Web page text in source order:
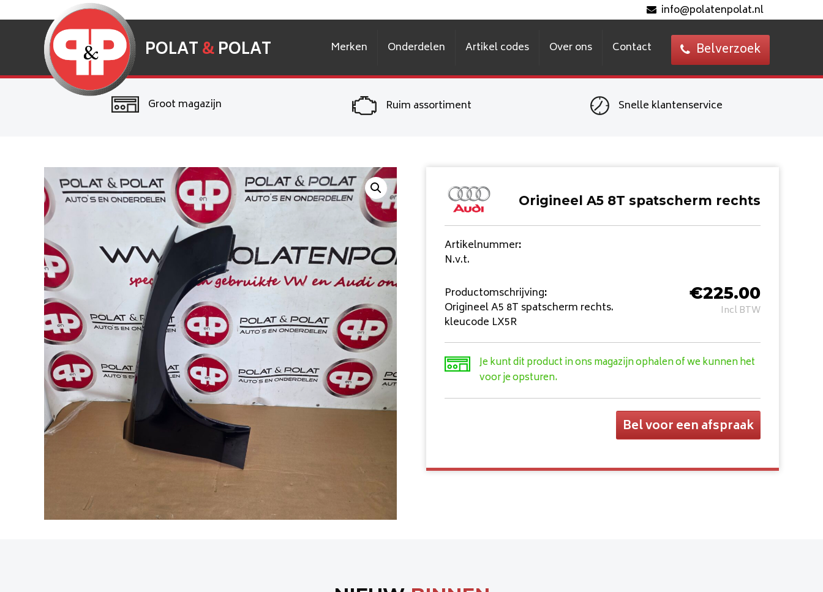
info@polatenpolat.nl
POLAT&POLAT Merken Onderdelen Artikel codes Over ons Contact Belverzoek
Groot magazijn Ruim assortiment Snelle klantenservice
Origineel A5 8T spatscherm rechts
Artikelnummer:
N.v.t.
Productomschrijving:
Origineel A5 8T spatscherm rechts.
kleucode LX5R
€225.00
Incl BTW
Je kunt dit product in ons magazijn ophalen of we kunnen het
voor je opsturen.
Bel voor een afspraak